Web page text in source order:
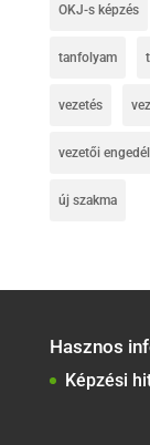
OKJ-s képzés
tanfolyam
vezetés
vezetői
új szakma
Hasznos
Képzési